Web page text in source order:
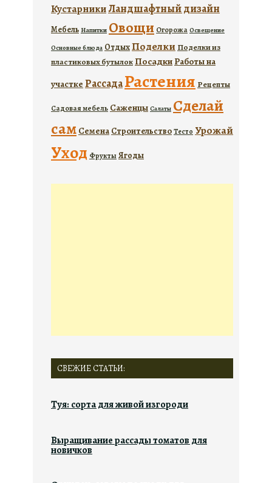
КустарникиЛандшафтный дизайн
Мебель Напитки Овощи Огорожа Освещение
Основные блюда ОтдыхПоделки Поделки из
пластиковых бутылокПосадки Работы на
участке РассадаРастения Рецепты
Садовая мебель Саженцы Салаты Сделай
сам Семена СтроительствоТесто Урожай
Уход Фрукты Ягоды
СВЕЖИЕ СТАТЬИ:
Туя: сорта для живой изгороди
Выращивание рассады томатов для
новичков